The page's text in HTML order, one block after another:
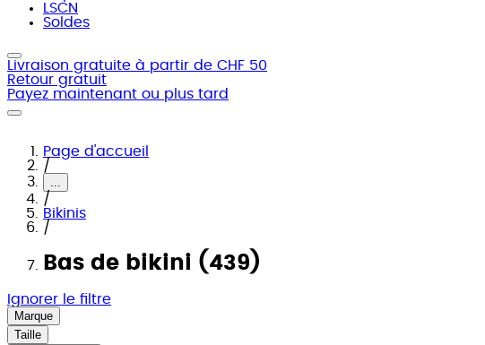
LSCN
Soldes
Livraison gratuite à partir de CHF 50
Retour gratuit
Payez maintenant ou plus tard
Page d'accueil
/
...
/
Bikinis
/
Bas de bikini (439)
Ignorer le filtre
Marque
Taille